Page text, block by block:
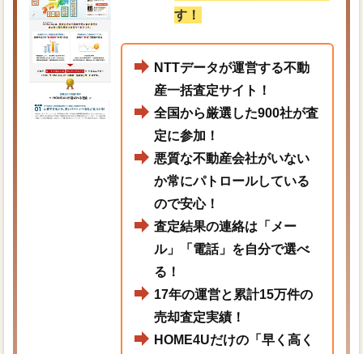
す！
NTTデータが運営する不動
産一括査定サイト！
全国から厳選した900社が査
定に参加！
悪質な不動産会社がいない
か常にパトロールしている
ので安心！
査定結果の連絡は「メー
ル」「電話」を自分で選べ
る！
17年の運営と累計15万件の
売却査定実績！
HOME4Uだけの「早く高く